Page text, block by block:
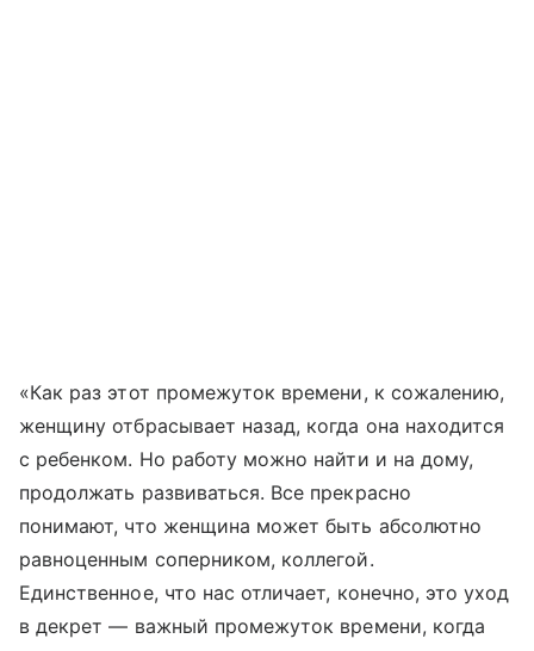
«Как раз этот промежуток времени, к сожалению,
женщину отбрасывает назад, когда она находится
с ребенком. Но работу можно найти и на дому,
продолжать развиваться. Все прекрасно
понимают, что женщина может быть абсолютно
равноценным соперником, коллегой.
Единственное, что нас отличает, конечно, это уход
в декрет — важный промежуток времени, когда